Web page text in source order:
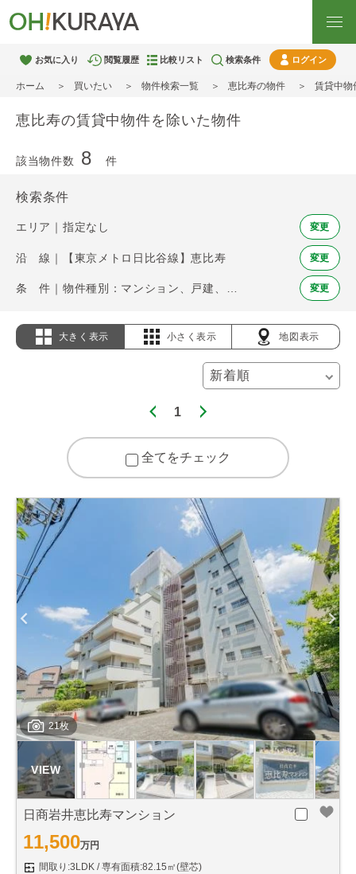
お気に入り 閲覧履歴 比較リスト 検索条件 ログイン
ホーム 買いたい 物件検索一覧 恵比寿の物件 賃貸中物
恵比寿の賃貸中物件を除いた物件
該当物件数 8 件
検索条件
エリア｜指定なし 変更
沿 線｜【東京メトロ日比谷線】恵比寿 変更
変更
大きく表示 小さく表示 地図表示
1
全てをチェック
21枚
日商岩井恵比寿マンション
11,500万円
間取り:3LDK
専有面積:82.15㎡(壁芯)